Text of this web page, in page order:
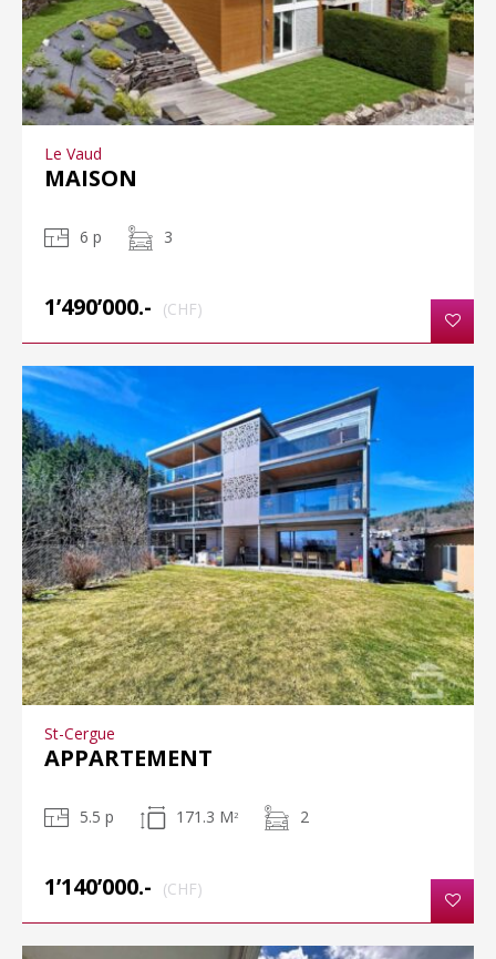
Le Vaud
MAISON
6 p 3
1’490’000.- (CHF)
St-Cergue
APPARTEMENT
5.5 p 171.3 M 2 2
1’140’000.- (CHF)